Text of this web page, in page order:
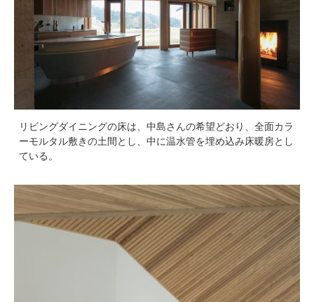
リビングダイニングの床は、中島さんの希望どおり、全面カラ
ーモルタル敷きの土間とし、中に温水管を埋め込み床暖房とし
ている。